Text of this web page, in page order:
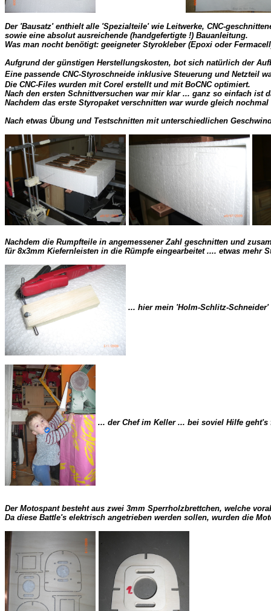
Der 'Bausatz' enthielt alle 'Spezialteile' wie Leitwerke, CNC-
sowie eine absolut ausreichende (handgefertigte !) Bauanleitung.
Was man nocht benötigt: geeigneter Styrokleber (Epoxi oder
Aufgrund der günstigen Herstellungskosten, bot sich natürlich der
Eine passende CNC-Styroschneide inklusive Steuerung und Netzteil
Die CNC-Files wurden mit Corel erstellt und mit BoCNC optimiert.
Nach den ersten Schnittversuchen war mir klar ... ganz so einfach
Nachdem das erste Styropaket verschnitten war wurde gleich
Nach etwas Übung und Testschnitten mit unterschiedlichen
Nachdem die Rumpfteile in angemessener Zahl geschnitten und
für 8x3mm Kiefernleisten in die Rümpfe eingearbeitet .... etwas
... hier mein 'Holm-Schlitz-
... der Chef im Keller ... bei soviel Hilfe geht's
Der Motospant besteht aus zwei 3mm Sperrholzbrettchen, welche